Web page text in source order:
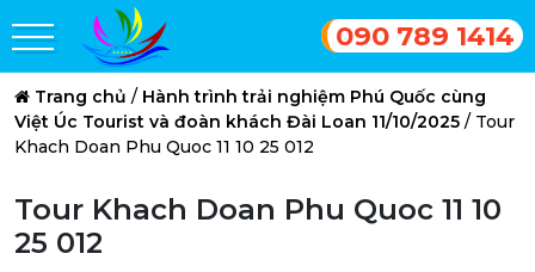
090 789 1414
Trang chủ / Hành trình trải nghiệm Phú Quốc cùng
Việt Úc Tourist và đoàn khách Đài Loan 11/10/2025 / Tour
Khach Doan Phu Quoc 11 10 25 012
Tour Khach Doan Phu Quoc 11 10
25 012